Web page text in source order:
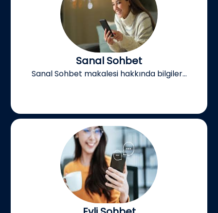
Sanal Sohbet
Sanal Sohbet makalesi hakkında bilgiler...